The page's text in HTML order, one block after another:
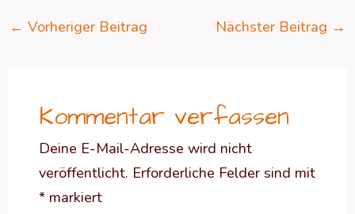
← Vorheriger Beitrag Nächster Beitrag →
Kommentar verfassen
Deine E-Mail-Adresse wird nicht
veröffentlicht. Erforderliche Felder sind mit
*markiert